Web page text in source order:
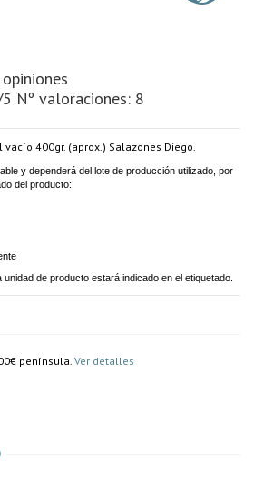
Nº valoraciones: 8
400gr. (aprox.) Salazones Diego.
y dependerá del lote de producción utilizado, por
del producto:
de producto estará indicado en el etiquetado.
península. Ver detalles